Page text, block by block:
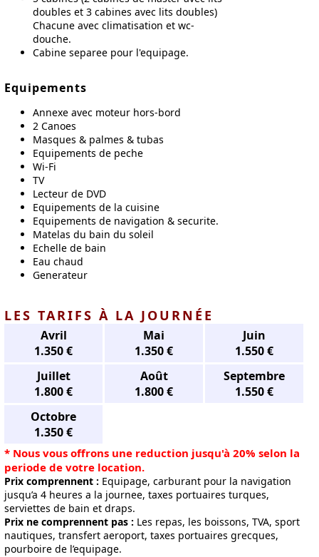
doubles et 3 cabines avec lits doubles)
Chacune avec climatisation et wc-
douche.
Cabine separee pour l'equipage.
Equipements
Annexe avec moteur hors-bord
2 Canoes
Masques & palmes & tubas
Equipements de peche
Wi-Fi
TV
Lecteur de DVD
Equipements de la cuisine
Equipements de navigation & securite.
Matelas du bain du soleil
Echelle de bain
Eau chaud
Generateur
LES TARIFS À LA JOURNÉE
Avril
1.350 €
Mai
1.350 €
Juin
1.550 €
Juillet
1.800 €
Août
1.800 €
Septembre
1.550 €
Octobre
1.350 €
* Nous vous offrons une reduction jusqu'à 20% selon la
periode de votre location.
Prix comprennent : Equipage, carburant pour la navigation
jusqu’a 4 heures a la journee, taxes portuaires turques,
serviettes de bain et draps.
Prix ne comprennent pas : Les repas, les boissons, TVA, sport
nautiques, transfert aeroport, taxes portuaires grecques,
pourboire de l’equipage.